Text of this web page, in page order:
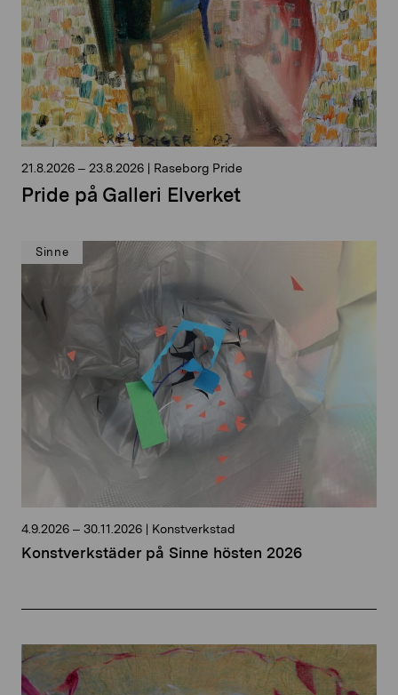
21.8.2026 – 23.8.2026 | Raseborg Pride
Pride på Galleri Elverket
Sinne
4.9.2026 – 30.11.2026 | Konstverkstad
Konstverkstäder på Sinne hösten 2026